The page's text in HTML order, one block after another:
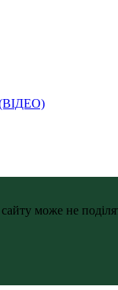
(ВІДЕО)
може не